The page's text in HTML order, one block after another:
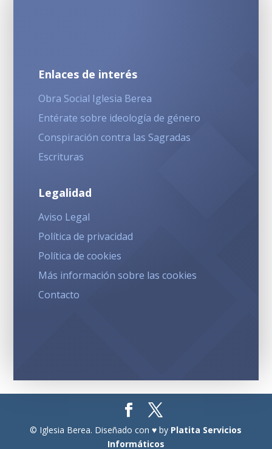
Enlaces de interés
Obra Social Iglesia Berea
Entérate sobre ideología de género
Conspiración contra las Sagradas
Escrituras
Legalidad
Aviso Legal
Política de privacidad
Política de cookies
Más información sobre las cookies
Contacto
© Iglesia Berea. Diseñado con ♥ by Platita Servicios
Informáticos